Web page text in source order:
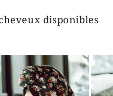
disponibles